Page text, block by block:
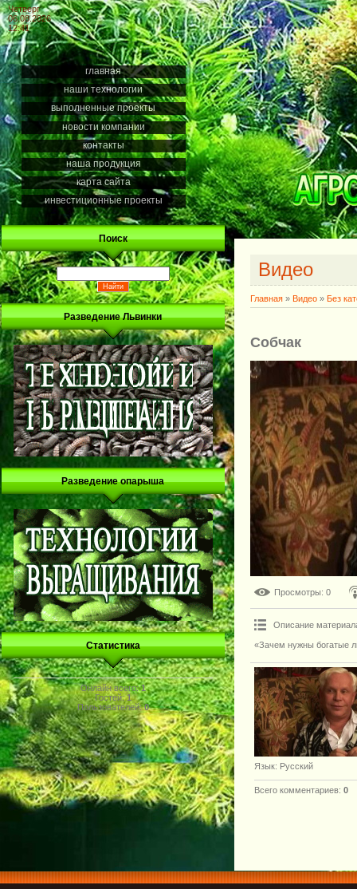
Четверг
06.08.2026
12:41
главная
наши технологии
выполненные проекты
новости компании
контакты
наша продукция
карта сайта
инвестиционные проекты
Поиск
Разведение Львинки
Разведение опарыша
Статистика
Онлайн всего:1
Гостей:1
Пользователей:0
Видео
Главная » Видео » Без
Собчак
Просмотры: 0
Описание
«Зачем нужны богатые
Язык: Русский
Всего комментариев: 0